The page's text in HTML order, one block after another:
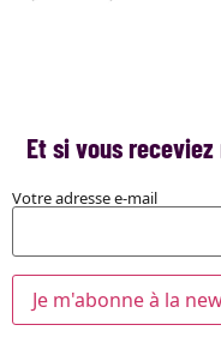
Et si vous
Votre adresse e-mail